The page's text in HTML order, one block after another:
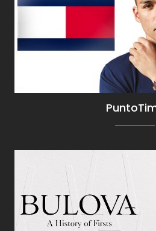
Relojes Tommy Hilfiger
mujer
Relojes Bulova